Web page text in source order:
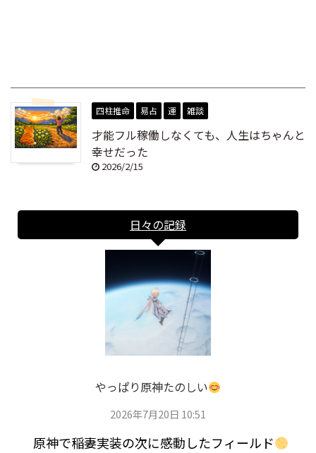
四柱推命 易占 運 雑談
才能フル稼働しなくても、人生はちゃんと
幸せだった
2026/2/15
日々の記録
やっぱり原神たのしい
2026年7月20日 10:51
原神で稲妻実装の次に感動したフィールド